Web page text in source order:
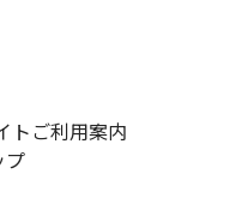
トご利用案内
プ